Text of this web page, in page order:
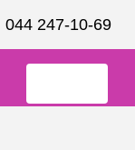
044 247-10-69